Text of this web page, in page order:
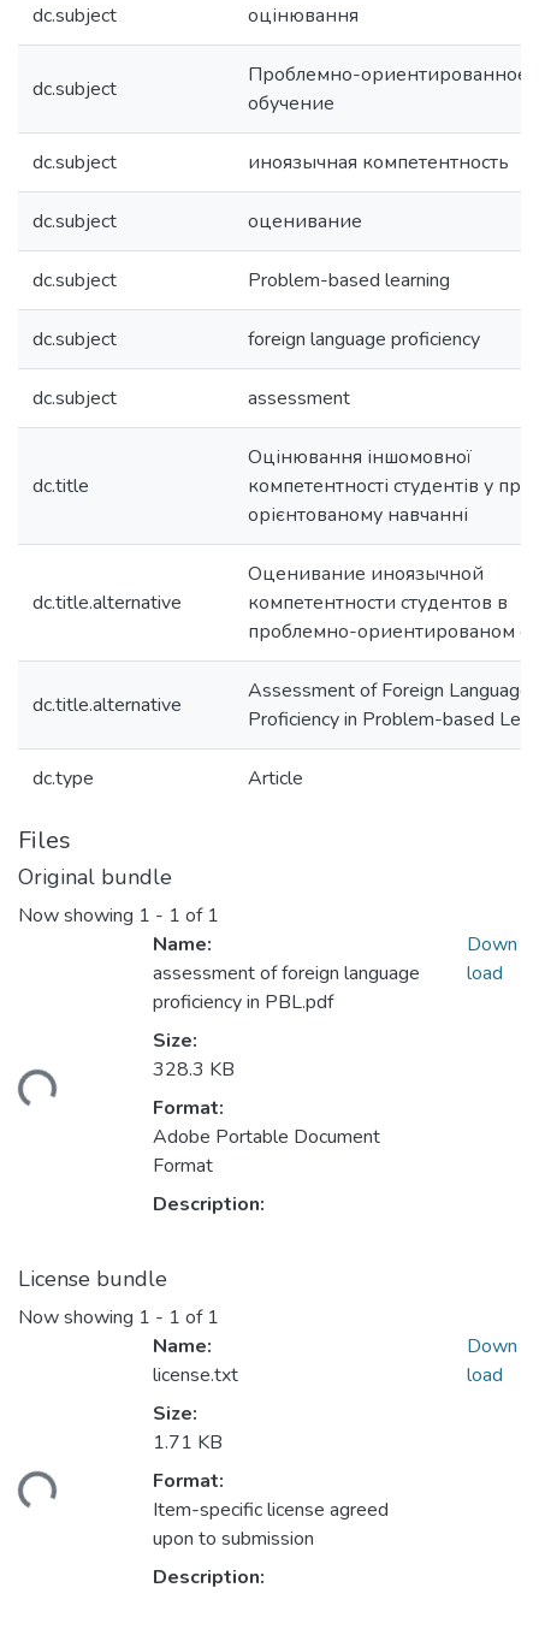
dc.subject оцінювання
dc.subject
Проблемно-ориентированное
обучение
dc.subject иноязычная компетентность
dc.subject оценивание
dc.subject Problem-based learning
dc.subject foreign language proficiency
dc.subject assessment
dc.title
Оцінювання іншомовної
компетентності студентів у
орієнтованому навчанні
dc.title.alternative
Оценивание иноязычной
компетентности студентов в
проблемно-ориентированом
dc.title.alternative
Assessment of Foreign Language
Proficiency in Problem-based
dc.type Article
Files
Original bundle
Now showing 1 - 1 of 1
Name:
assessment of foreign language
proficiency in PBL.pdf
Size:
328.3 KB
Format:
Adobe Portable Document
Format
Description:
Down
load
License bundle
Now showing 1 - 1 of 1
Name:
license.txt
Size:
1.71 KB
Format:
Item-specific license agreed
upon to submission
Description:
Down
load